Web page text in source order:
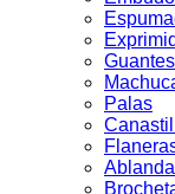
Palas